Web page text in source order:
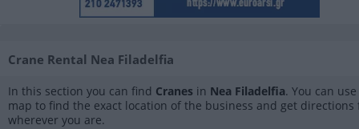
Crane Rental Nea Filadelfia
In this section you can find Cranes in Nea Filadelfia. You can
map to find the exact location of the business and get directions
wherever you are.